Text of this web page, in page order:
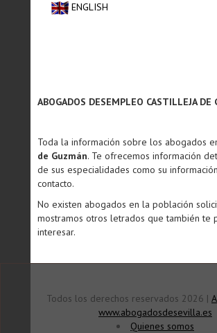
ENGLISH
ABOGADOS DESEMPLEO CASTILLEJA DE
Toda la información sobre los abogados
de Guzmán. Te ofrecemos información
de sus especialidades como su
contacto.
No existen abogados en la población
mostramos otros letrados que también te
interesar.
Todos los derechos reservados 2026 |
www.abogadosdesevilla.es
Quienes somos